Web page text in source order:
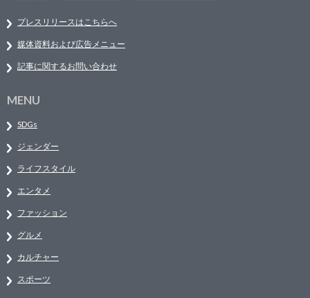
プレスリリースはこちらへ
媒体資料および広告メニュー
記事に関するお問い合わせ
MENU
SDGs
ジェンダー
ライフスタイル
エンタメ
ファッション
グルメ
カルチャー
スポーツ